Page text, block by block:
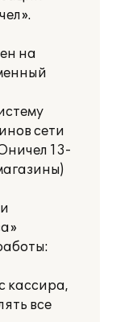
на
сети
13-
кассира,
все